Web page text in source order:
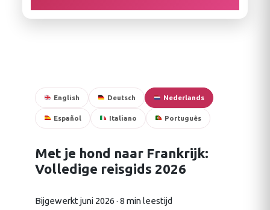
English Deutsch Nederlands
Español Italiano Português
Met je hond naar Frankrijk:
Volledige reisgids 2026
Bijgewerkt juni 2026 · 8 min leestijd